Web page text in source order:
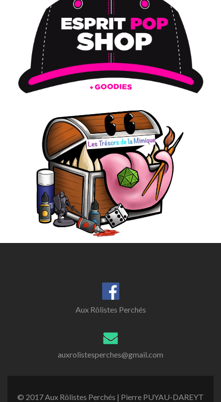
Aux Rôlistes Perchés
auxrolistesperches@gmail.com
© 2017 Aux Rôlistes Perchés | Pierre PUYAU-DAREYT